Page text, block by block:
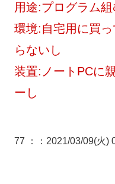
用途:プログラム
環境:自宅用に買
らないし
装置:ノートPCに
ーし
77 ： ：2021/03/09(火)